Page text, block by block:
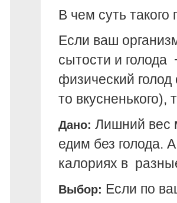
В чем суть такого
Если ваш
сытости и голода
физический голод
то вкусненького),
Дано: Лишний вес
едим без голода.
калориях в
Выбор: Если по